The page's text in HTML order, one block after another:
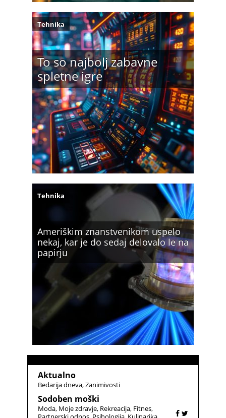
To so najbolj zabavne
spletne igre
Tehnika
Ameriškim znanstvenikom uspelo
nekaj, kar je do sedaj delovalo le na
papirju
Tehnika
Aktualno
Bedarija dneva Zanimivosti
Sodoben moški
Moda Moje zdravje Rekreacija Fitnes